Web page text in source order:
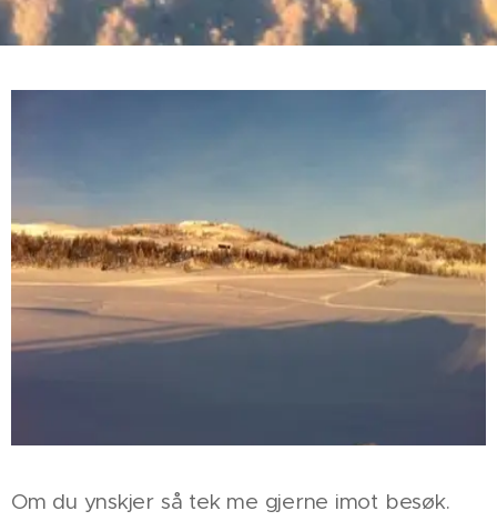
Om du ynskjer så tek me gjerne imot besøk.